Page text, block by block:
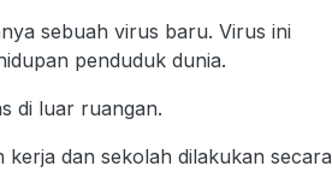
sebuah virus baru. Virus ini
penduduk dunia.
di luar ruangan.
dan sekolah dilakukan secara